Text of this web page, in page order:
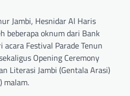
Jambi, Hesnidar Al Haris
beberapa oknum dari Bank
Festival Parade Tenun
Opening Ceremony
Literasi Jambi (Gentala Arasi)
malam.